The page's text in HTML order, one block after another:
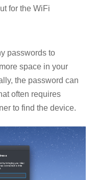
for the WiFi
passwords to
space in your
the password can
often requires
to find the device.